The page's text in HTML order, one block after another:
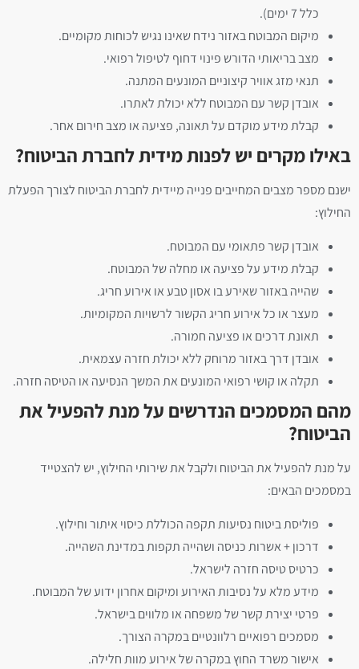
כלל 7 ימים).
מיקום המבוטח באזור נידח שאינו נגיש לכוחות מקומיים.
מצב בריאותי הדורש פינוי דחוף לטיפול רפואי.
תנאי מזג אוויר קיצוניים המונעים המתנה.
אובדן קשר עם המבוטח ללא יכולת לאתרו.
קבלת מידע מוקדם על תאונה, פציעה או מצב חירום אחר.
באילו מקרים יש לפנות מידית לחברת הביטוח?
ישנם מספר מצבים המחייבים פנייה מיידית לחברת הביטוח לצורך הפעלת
החילוץ:
אובדן קשר פתאומי עם המבוטח.
קבלת מידע על פציעה או מחלה של המבוטח.
שהייה באזור שאירע בו אסון טבע או אירוע חריג.
מעצר או כל אירוע חריג הקשור לרשויות המקומיות.
תאונת דרכים או פציעה חמורה.
אובדן דרך באזור מרוחק ללא יכולת חזרה עצמאית.
תקלה או קושי רפואי המונעים את המשך הנסיעה או הטיסה חזרה.
מהם המסמכים הנדרשים על מנת להפעיל את
הביטוח?
על מנת להפעיל את הביטוח ולקבל את שירותי החילוץ, יש להצטייד
במסמכים הבאים:
פוליסת ביטוח נסיעות תקפה הכוללת כיסוי איתור וחילוץ.
דרכון + אשרות כניסה ושהייה תקפות במדינת השהייה.
כרטיס טיסה חזרה לישראל.
מידע מלא על נסיבות האירוע ומיקום אחרון ידוע של המבוטח.
פרטי יצירת קשר של משפחה או מלווים בישראל.
מסמכים רפואיים רלוונטיים במקרה הצורך.
אישור משרד החוץ במקרה של אירוע מוות חלילה.